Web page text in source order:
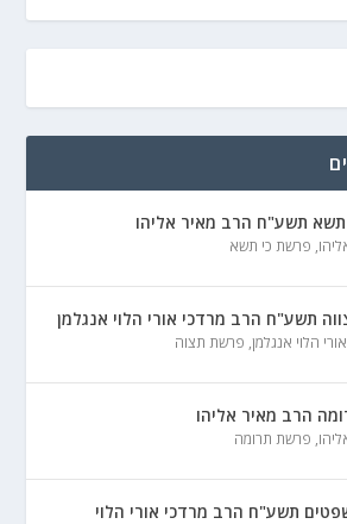
תשע"ח הרב מאיר אליהו
, פרשת כי תשא
תשע"ח הרב מרדכי אורי הלוי אנגלמן
הלוי אנגלמן, פרשת תצוה
הרב מאיר אליהו
, פרשת תרומה
תשע"ח הרב מרדכי אורי הלוי